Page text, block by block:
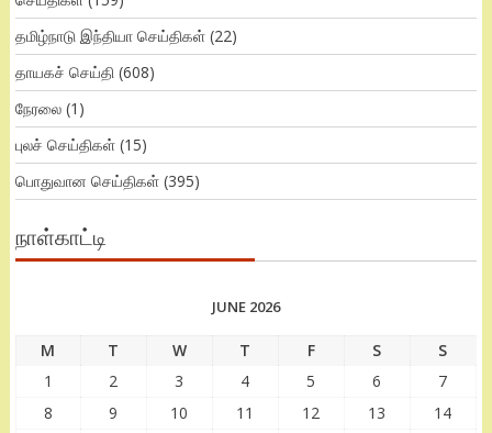
தமிழ்நாடு இந்தியா செய்திகள்(22)
தாயகச் செய்தி(608)
நேரலை(1)
புலச் செய்திகள்(15)
பொதுவான செய்திகள்(395)
நாள்காட்டி
JUNE 2026
M T W T F S
S
1
2 3 4 5 6
7
8
9 10 11 12 13
14